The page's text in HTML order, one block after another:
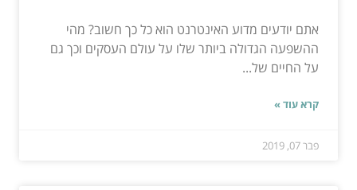
אתם יודעים מדוע האינטרנט הוא כל כך חשוב? מהי
ההשפעה הגדולה ביותר שלו על עולם העסקים וכך גם
על החיים של...
קרא עוד »
פבר 07, 2019